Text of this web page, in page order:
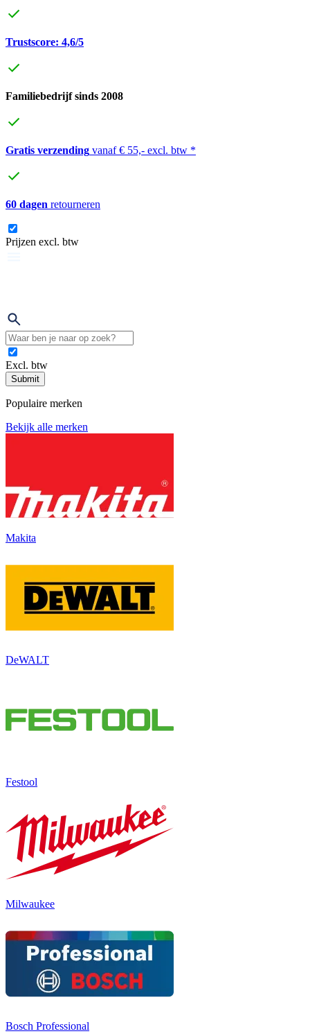
Trustscore: 4,6/5
Familiebedrijf sinds 2008
Gratis verzending vanaf € 55,- excl. btw *
60 dagen retourneren
Prijzen excl. btw
Excl. btw
Submit
Populaire merken
Bekijk alle merken
Makita
DeWALT
Festool
Milwaukee
Bosch Professional